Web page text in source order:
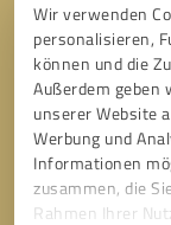
Wir verwenden
personalisieren,
können und die
Außerdem geben
unserer Website
Werbung und
Informationen
zusammen, die
Rahmen Ihrer